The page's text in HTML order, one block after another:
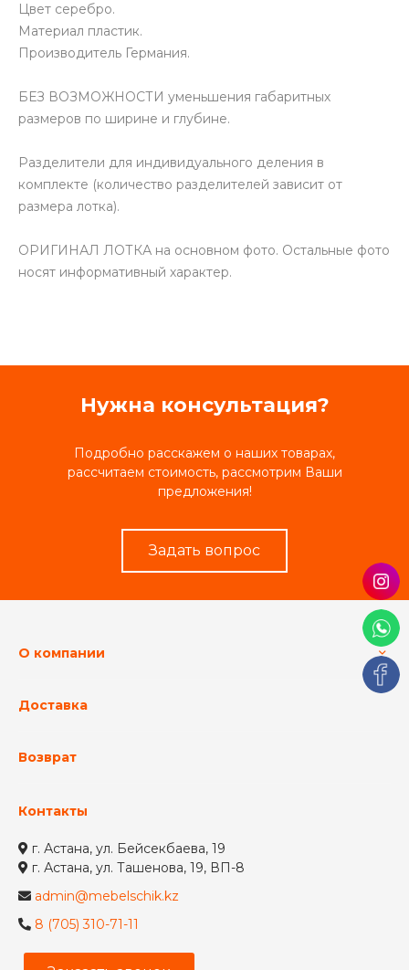
Цвет серебро.
Материал пластик.
Производитель Германия.
БЕЗ ВОЗМОЖНОСТИ уменьшения габаритных
размеров по ширине и глубине.
Разделители для индивидуального деления в
комплекте (количество разделителей зависит от
размера лотка).
ОРИГИНАЛ ЛОТКА на основном фото. Остальные фото
носят информативный характер.
Нужна консультация?
Подробно расскажем о наших товарах,
рассчитаем стоимость, рассмотрим Ваши
предложения!
Задать вопрос
О компании
Доставка
Возврат
Контакты
г. Астана, ул. Бейсекбаева, 19
г. Астана, ул. Ташенова, 19, ВП-8
admin@mebelschik.kz
8 (705) 310-71-11